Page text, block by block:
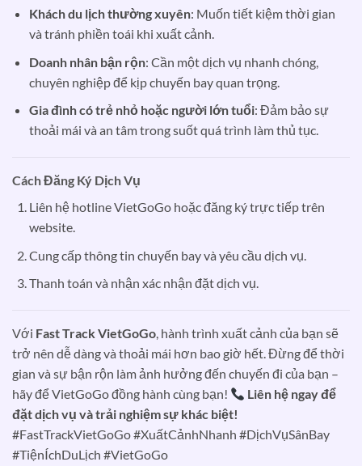
Khách du lịch thường xuyên: Muốn tiết kiệm thời gian
và tránh phiền toái khi xuất cảnh.
Doanh nhân bận rộn: Cần một dịch vụ nhanh chóng,
chuyên nghiệp để kịp chuyến bay quan trọng.
Gia đình có trẻ nhỏ hoặc người lớn tuổi: Đảm bảo sự
thoải mái và an tâm trong suốt quá trình làm thủ tục.
Cách Đăng Ký Dịch Vụ
Liên hệ hotline VietGoGo hoặc đăng ký trực tiếp trên
website.
Cung cấp thông tin chuyến bay và yêu cầu dịch vụ.
Thanh toán và nhận xác nhận đặt dịch vụ.
Với Fast Track VietGoGo, hành trình xuất cảnh của bạn sẽ
trở nên dễ dàng và thoải mái hơn bao giờ hết. Đừng để thời
gian và sự bận rộn làm ảnh hưởng đến chuyến đi của bạn –
hãy để VietGoGo đồng hành cùng bạn!
Liên hệ ngay để
đặt dịch vụ và trải nghiệm sự khác biệt!
#FastTrackVietGoGo #XuấtCảnhNhanh #DịchVụSânBay
#TiệnÍchDuLịch #VietGoGo